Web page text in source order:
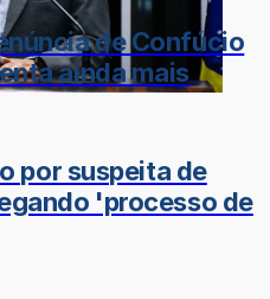
de Confúcio
ainda mais
por suspeita de
'processo de